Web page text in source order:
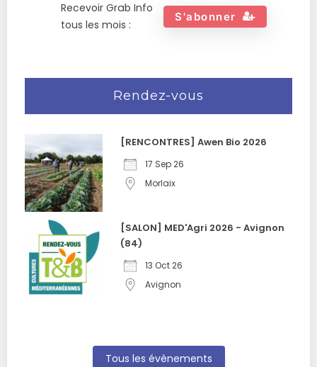
Recevoir Grab Info
tous les mois :
S'abonner
Rendez-vous
[RENCONTRES] Awen Bio 2026
17 Sep 26
Morlaix
[SALON] MED'Agri 2026 - Avignon
(84)
13 Oct 26
Avignon
Tous les évènements